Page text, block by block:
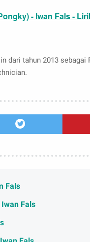
- Iwan Fals -
dari tahun 2013
Fals
Fals